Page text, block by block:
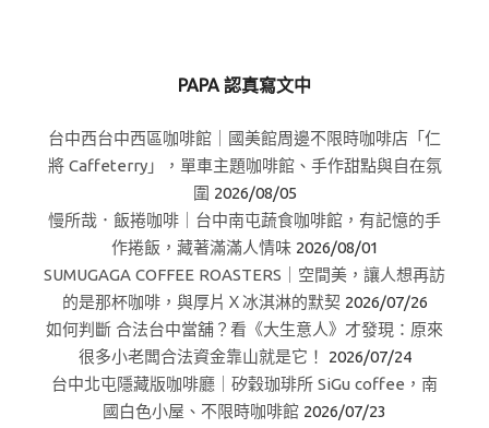
PAPA 認真寫文中
台中西台中西區咖啡館｜國美館周邊不限時咖啡店「仁
將 Caffeterry」，單車主題咖啡館、手作甜點與自在氛
圍 2026/08/05
慢所哉．飯捲咖啡｜台中南屯蔬食咖啡館，有記憶的手
作捲飯，藏著滿滿人情味 2026/08/01
SUMUGAGA COFFEE ROASTERS｜空間美，讓人想再訪
的是那杯咖啡，與厚片Ｘ冰淇淋的默契 2026/07/26
如何判斷 合法台中當舖？看《大生意人》才發現：原來
很多小老闆合法資金靠山就是它！
2026/07/24
台中北屯隱藏版咖啡廳｜矽穀珈琲所 SiGu coffee，南
國白色小屋、不限時咖啡館 2026/07/23